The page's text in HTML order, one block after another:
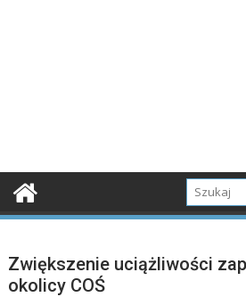
Zwiększenie uciążliwości
okolicy COŚ